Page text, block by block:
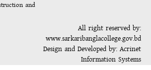
and
All right reserved by:
www.sarkaribanglacollege.gov.bd
Design and Developed by: Acrinet
Information Systems